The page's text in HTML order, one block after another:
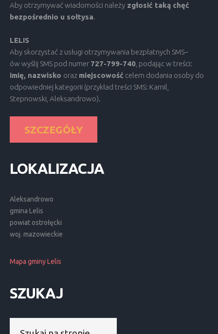
Aby otrzymywać wiadomości należy zgłosić taką chęć
bezpośrednio u sołtysa.
LELIS
Aby skorzystać z usługi otrzymywania bezpłatnych SMS–
ów wyślij SMS pod numer 727-799-740 , podając w treści:
imię, nazwisko oraz miejscowość celem dodania osoby do
odpowiedniej kategorii (przykład treści SMS: Kamil,
Stepnowski, Aleksandrowo).
SZCZEGÓŁY
LOKALIZACJA
Aleksandrowo
gmina Lelis
powiat ostrołęcki
woj. mazowieckie
Mapa gminy Lelis
SZUKAJ